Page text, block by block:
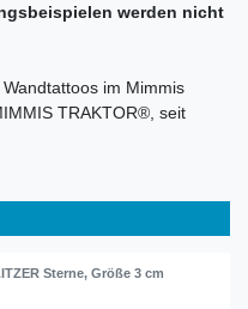
werden nicht
im Mimmis
TRAKTOR®, seit
Sterne, Größe 3 cm